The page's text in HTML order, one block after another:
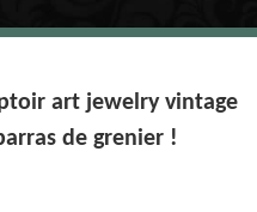
art jewelry vintage
de grenier !